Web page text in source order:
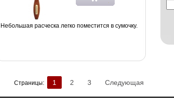
Небольшая расческа легко поместится в сумочку.
Страницы: 1 2 3 Следующая